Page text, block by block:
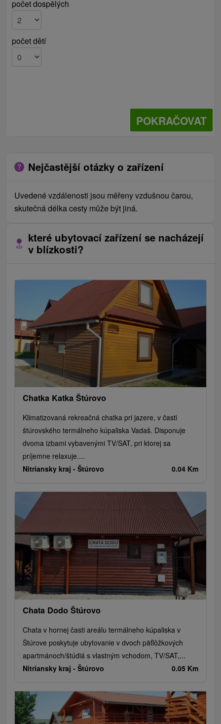
počet dospělých
počet dětí
POKRAČOVAT
Nejčastější otázky o zařízení
Uvedené vzdálenosti jsou měřeny vzdušnou čarou,
skutečná délka cesty může být jiná.
které ubytovací zařízení se nacházejí
v blízkosti?
Chatka Katka Štúrovo
Klimatizovaná rekreačná chatka pri jazere, v časti
štúrovského termálneho kúpaliska Vadaš. Disponuje
dvoma izbami vybavenými TV/SAT, pri ktorej sa
príjemne relaxuje....
Nitriansky kraj - Štúrovo 0.04 Km
Chata Dodo Štúrovo
Chata v hornej časti areálu termálneho kúpaliska v
Štúrove poskytuje ubytovanie v dvoch päťlôžkových
apartmánoch/štúdiá s vlastným vchodom, TV/SAT,...
Nitriansky kraj - Štúrovo 0.05 Km